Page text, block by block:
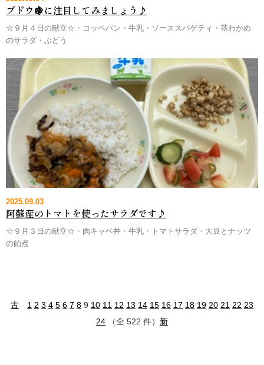
ブドウ🍇に注目してみましょう♪
☆９月４日の献立☆・コッペパン・牛乳・ソーススパゲティ・茎わかめ
のサラダ・ぶどう
2025.09.03
阿蘇産のトマトを使ったサラダです♪
☆９月３日の献立☆・肉キャベ丼・牛乳・トマトサラダ・大豆とナッツ
の飴煮
古 1 2 3 4 5 6 7 8 9 10 11 12 13 14 15 16 17 18 19 20 21 22 23
24
（全 522 件） 新